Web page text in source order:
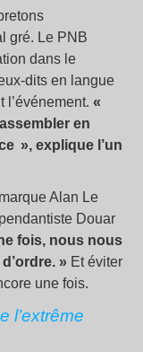
gré. Le PNB
dans le
dits en langue
l’événement. «
en
», explique l’un
Alan Le
Douar
fois, nous nous
» Et éviter
une fois.
l’extrême